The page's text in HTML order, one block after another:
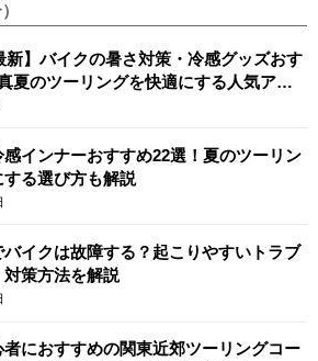
新】バイクの暑さ対策・冷感グッズおす
夏のツーリングを快適にする人気アイ
インナーおすすめ22選！夏のツーリン
する選び方も解説
イクは故障する？起こりやすいトラブ
対策方法を解説
におすすめの関東近郊ツーリングコー